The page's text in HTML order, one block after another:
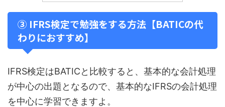
③ IFRS検定で勉強をする方法【BATICの代
わりにおすすめ】
IFRS検定はBATICと比較すると、基本的な会計処理
が中心の出題となるので、基本的なIFRSの会計処理
を中心に学習できますよ。